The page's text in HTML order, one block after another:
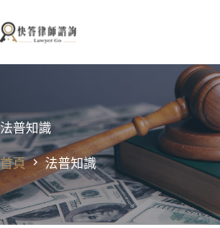
至
要
法普知識
首頁 法普知識